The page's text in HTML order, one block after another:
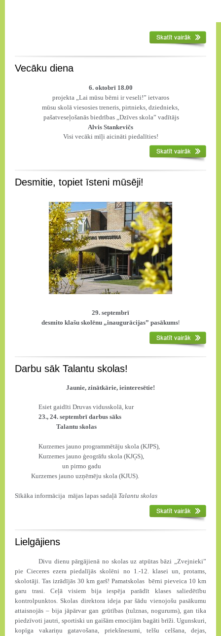
Vecāku diena
6. oktobrī 18.00
projekta „Lai mūsu bērni ir veseli!” ietvaros
mūsu skolā viesosies treneris, pirtnieks, dziednieks,
pašatveseļošanās biedrības „Dzīves skola” vadītājs
Alvis Stankevičs
Visi vecāki mīļi aicināti piedalīties!
Desmitie, topiet īsteni mūsēji!
29. septembrī
desmito klašu skolēnu „inaugurācijas” pasākums!
Darbu sāk Talantu skolas!
Jaunie, zinātkārie, ieinteresētie!
Esiet gaidīti Druvas vidusskolā, kur
23., 24. septembrī darbus sāks
Talantu skolas
Kurzemes jauno programmētāju skola (KJPS),
Kurzemes jauno ģeogrāfu skola (KJĢS),
un pirmo gadu
Kurzemes jauno uzņēmēju skola (KJUS).
Sīkāka informācija mājas lapas sadaļā Talantu skolas
Lielgājiens
Divu dienu pārgājienā no skolas uz atpūtas bāzi „Zvejnieki”
pie Cieceres ezera piedalījās skolēni no 1.-12. klasei un, protams,
skolotāji. Tas izrādījās 30 km garš! Pamatskolas bērni pieveica 10 km
garu trasi. Ceļā visiem bija iespēja parādīt klases saliedētību
kontrolpunktos. Skolas direktora ideja par šādu vienojošu pasākumu
attaisnojās – bija jāpārvar gan grūtības (tulznas, nogurums), gan tika
piedzīvoti jautri, sportiski un gaišām emocijām bagāti brīži. Ugunskuri,
kopīga vakariņu gatavošana, priekšnesumi, telšu celšana, dejas,